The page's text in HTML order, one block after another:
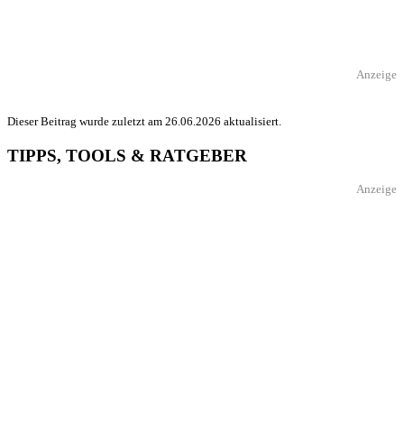
Anzeige
Dieser Beitrag wurde zuletzt am 26.06.2026 aktualisiert.
TIPPS, TOOLS & RATGEBER
Anzeige